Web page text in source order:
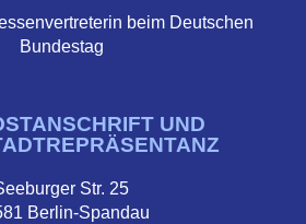
beim Deutschen
Bundestag
UND
Str. 25
Berlin-Spandau